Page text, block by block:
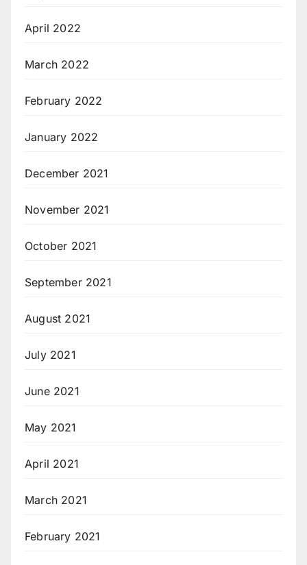
April 2022
March 2022
February 2022
January 2022
December 2021
November 2021
October 2021
September 2021
August 2021
July 2021
June 2021
May 2021
April 2021
March 2021
February 2021